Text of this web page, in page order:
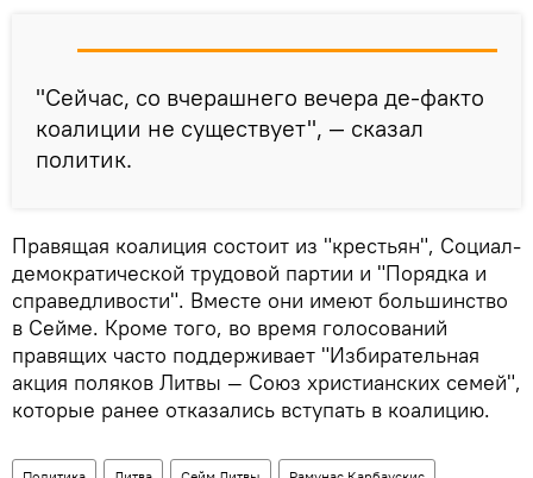
"Сейчас, со вчерашнего вечера де-факто
коалиции не существует", — сказал
политик.
Правящая коалиция состоит из "крестьян", Социал-
демократической трудовой партии и "Порядка и
справедливости". Вместе они имеют большинство
в Сейме. Кроме того, во время голосований
правящих часто поддерживает "Избирательная
акция поляков Литвы — Союз христианских семей",
которые ранее отказались вступать в коалицию.